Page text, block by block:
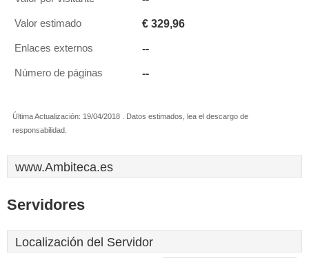
Valor estimado € 329,96
Enlaces externos --
Número de páginas --
Última Actualización: 19/04/2018 . Datos estimados, lea el descargo de
responsabilidad.
www.Ambiteca.es
Servidores
Localización del Servidor